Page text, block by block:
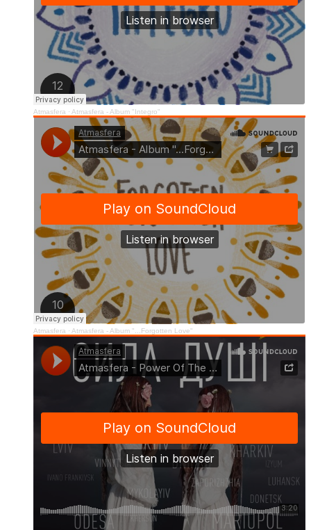
Atmasfera · Atmasfera - Album "Integro"
Atmasfera · Atmasfera - Album "...Forgotten Love"